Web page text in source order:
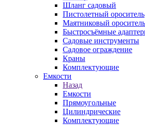
Шланг садовый
Пистолетный ороситель
Маятниковый ороситель
Быстросъёмные
Садовые инструменты
Садовое ограждение
Краны
Комплектующие
Емкости
Назад
Емкости
Прямоугольные
Цилиндрические
Комплектующие